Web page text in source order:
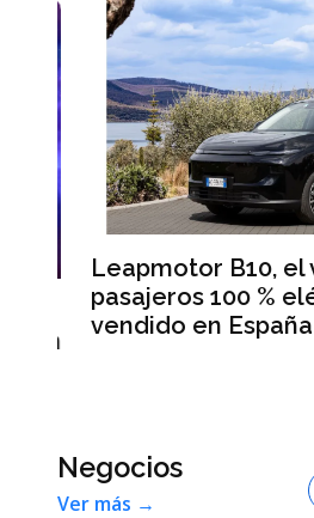
Leapmotor B10, el
pasajeros 100 %
vendido en España
Negocios
Ver más →